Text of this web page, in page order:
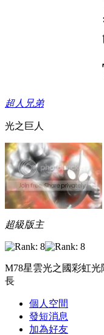
超人兄弟
光之巨人
超級版主
M78星雲光之國彩虹光
長
個人空間
發短消息
加為好友